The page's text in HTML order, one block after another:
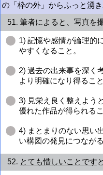
の「枠の外」からふっと湧
51. 筆者によると、写真を
1) 記憶や感情が論理的
やすくなること。
2) 過去の出来事を深く
より明確になり得ること
3) 見栄え良く整えよう
優れた作品が得られるこ
4) まとまりのない思い
い構図の発見につながる
52. とても惜しいことです